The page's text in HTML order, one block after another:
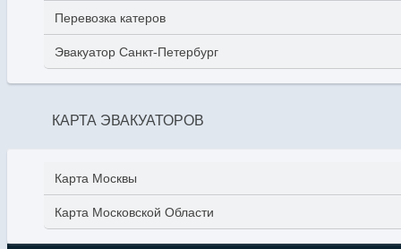
Перевозка катеров
Эвакуатор Санкт-Петербург
КАРТА ЭВАКУАТОРОВ
Карта Москвы
Карта Московской Области